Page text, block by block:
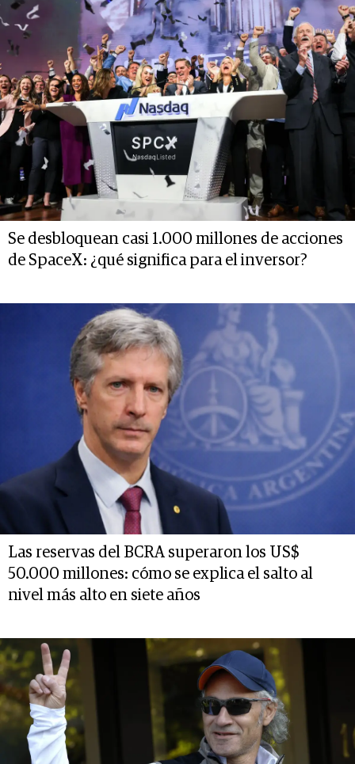
Se desbloquean casi 1.000 millones de acciones
de SpaceX: ¿qué significa para el inversor?
Las reservas del BCRA superaron los US$
50.000 millones: cómo se explica el salto al
nivel más alto en siete años